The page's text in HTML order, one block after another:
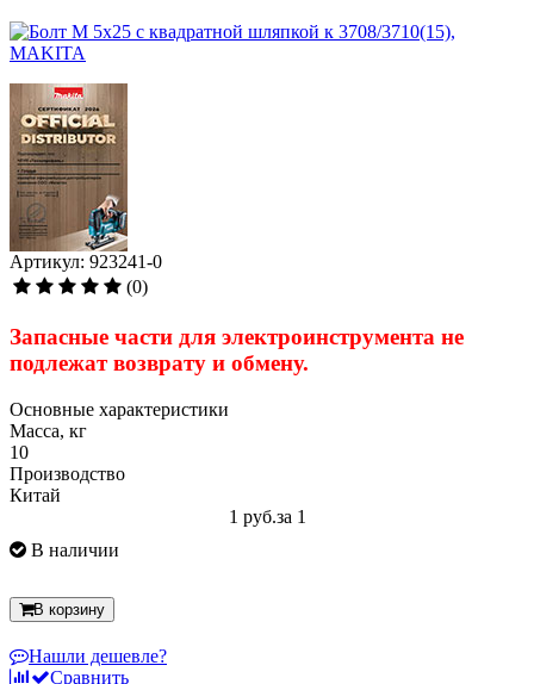
Артикул: 923241-0
(0)
Запасные части для электроинструмента не
подлежатвозврату и обмену.
Основные характеристики
Масса, кг
10
Производство
Китай
1 руб.за 1
В наличии
В корзину
Нашли дешевле?
Сравнить